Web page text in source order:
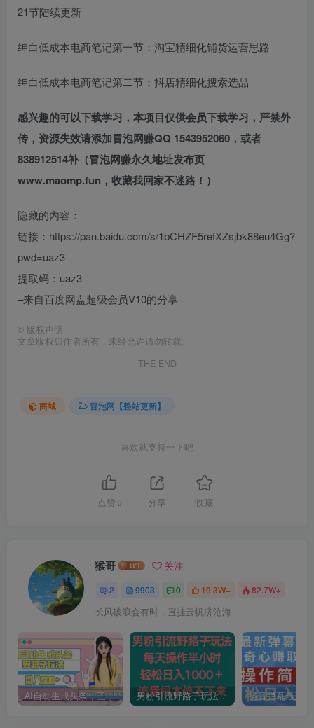
21节陆续更新
绅白低成本电商笔记第一节：淘宝精细化铺货运营思路
绅白低成本电商笔记第二节：抖店精细化搜索选品
感兴趣的可以下载学习，本项目仅供会员下载学习，严禁外
传，资源失效请添加冒泡网赚QQ 1543952060，或者
838912514补（冒泡网赚永久地址发布页
www.maomp.fun，收藏我回家不迷路！）
隐藏的内容：
链接：https://pan.baidu.com/s/1bCHZF5refXZsjbk88eu4Gg?
pwd=uaz3
提取码：uaz3
–来自百度网盘超级会员V10的分享
© 版权声明
文章版权归作者所有，未经允许请勿转载。
THE END
商城 冒泡网【整站更新】
喜欢就支持一下吧
点赞 5 分享 收藏
猴哥 关注
2 9903 0 19.3W+ 82.7W+
长风破浪会有时，直挂云帆济沧海
AI自动生成头条，三天必起号，三分钟轻松发布内容，复制粘贴，保姆级教… 男粉引流野路子玩法，每天操作半小时轻松日入1000＋，流量根本停不下来